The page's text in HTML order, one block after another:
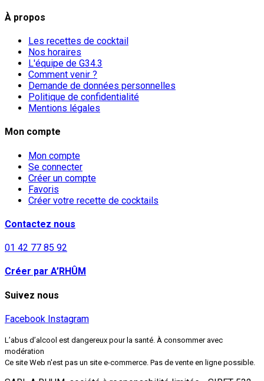
À propos
Les recettes de cocktail
Nos horaires
L'équipe de G34.3
Comment venir ?
Demande de données personnelles
Politique de confidentialité
Mentions légales
Mon compte
Mon compte
Se connecter
Créer un compte
Favoris
Créer votre recette de cocktails
Contactez nous
01 42 77 85 92
Créer par A’RHÛM
Suivez nous
Facebook Instagram
L’abus d’alcool est dangereux pour la santé. À consommer avec
modération
Ce site Web n'est pas un site e-commerce. Pas de vente en ligne possible.